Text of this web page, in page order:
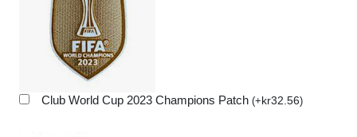
Club World Cup 2023 Champions Patch (+kr32.56)